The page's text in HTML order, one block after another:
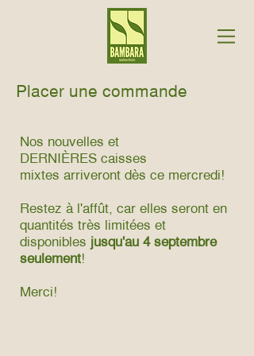
Placer une commande
Nos nouvelles et
DERNIÈRES caisses
mixtes arriveront dès ce mercredi!
Restez à l'affût, car elles seront en
quantités très limitées et
disponibles jusqu'au 4 septembre
seulement!
Merci!